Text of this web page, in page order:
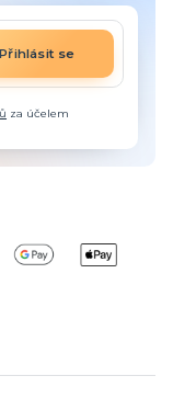
Přihlásit se
za účelem